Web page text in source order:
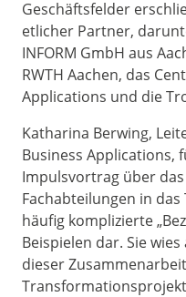
Geschäftsfelder
etlicher Partner,
INFORM GmbH aus
RWTH Aachen, das
Applications und die
Katharina Berwing,
Business Applications,
Impulsvortrag über
Fachabteilungen in
häufig komplizierte
Beispielen dar. Sie
dieser